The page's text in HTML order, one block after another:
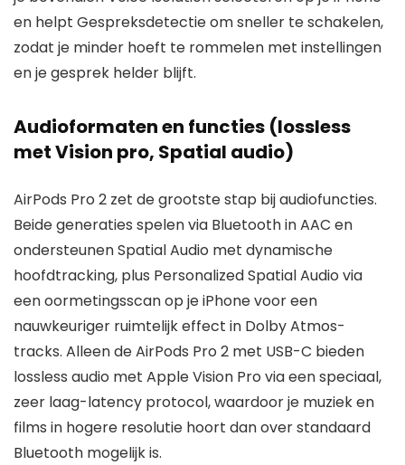
en helpt Gespreksdetectie om sneller te schakelen,
zodat je minder hoeft te rommelen met instellingen
en je gesprek helder blijft.
Audioformaten en functies (lossless
met Vision pro, Spatial audio)
AirPods Pro 2 zet de grootste stap bij audiofuncties.
Beide generaties spelen via Bluetooth in AAC en
ondersteunen Spatial Audio met dynamische
hoofdtracking, plus Personalized Spatial Audio via
een oormetingsscan op je iPhone voor een
nauwkeuriger ruimtelijk effect in Dolby Atmos-
tracks. Alleen de AirPods Pro 2 met USB-C bieden
lossless audio met Apple Vision Pro via een speciaal,
zeer laag-latency protocol, waardoor je muziek en
films in hogere resolutie hoort dan over standaard
Bluetooth mogelijk is.